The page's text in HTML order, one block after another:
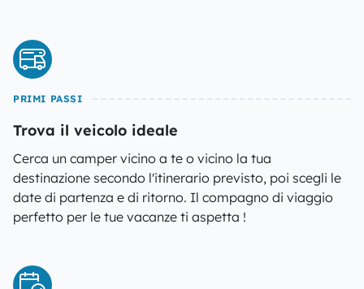
PRIMI PASSI
Trova il veicolo ideale
Cerca un camper vicino a te o vicino la tua
destinazione secondo l'itinerario previsto, poi scegli le
date di partenza e di ritorno. Il compagno di viaggio
perfetto per le tue vacanze ti aspetta !